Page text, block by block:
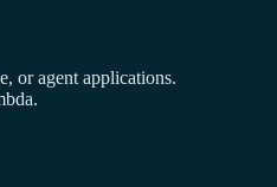
or agent applications.